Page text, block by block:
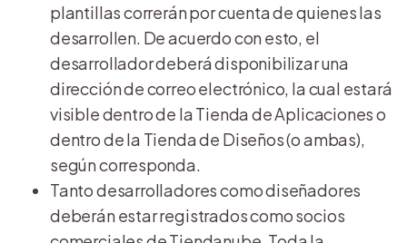
plantillas correrán por cuenta de quienes las
desarrollen. De acuerdo con esto, el
desarrollador deberá disponibilizar una
dirección de correo electrónico, la cual estará
visible dentro de la Tienda de Aplicaciones o
dentro de la Tienda de Diseños (o ambas),
según corresponda.
Tanto desarrolladores como diseñadores
deberán estar registrados como socios